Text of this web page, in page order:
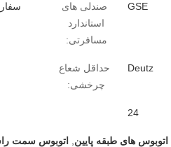
GSE
صندلی های
استاندارد
مسافرتی:
Deutz
حداقل شعاع
چرخشی:
24
اتوبوس های طبقه پایین
اتوبوس سمت